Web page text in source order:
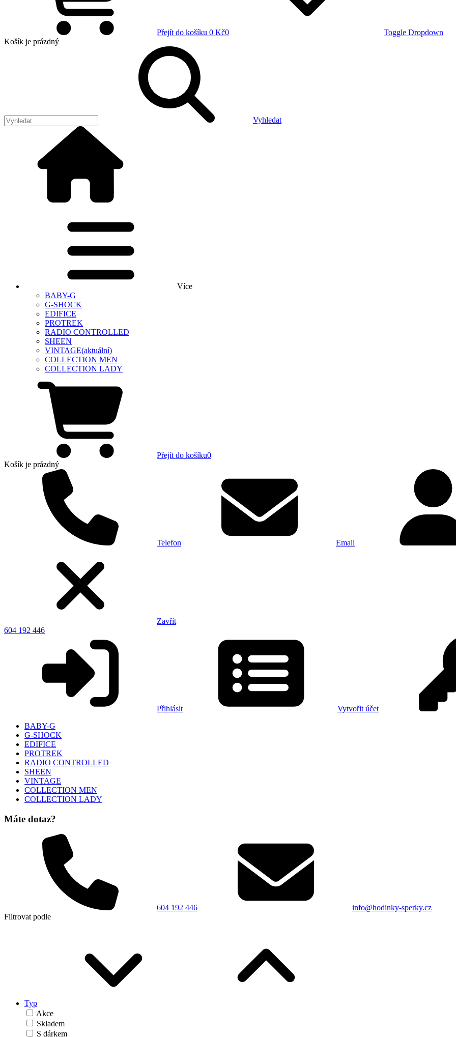
Přejít do košíku 0 Kč0
Toggle Dropdown
Košík je prázdný
Vyhledat
Více
BABY-G
G-SHOCK
EDIFICE
PROTREK
RADIO CONTROLLED
SHEEN
VINTAGE(aktuální)
COLLECTION MEN
COLLECTION LADY
Přejít do košíku0
Košík je prázdný
Telefon Email
Zavřít
604 192 446
Přihlásit
Vytvořit účet
BABY-G
G-SHOCK
EDIFICE
PROTREK
RADIO CONTROLLED
SHEEN
VINTAGE
COLLECTION MEN
COLLECTION LADY
Máte dotaz?
604 192 446
info@hodinky-sperky.cz
Filtrovat podle
Typ
Akce
Skladem
S dárkem